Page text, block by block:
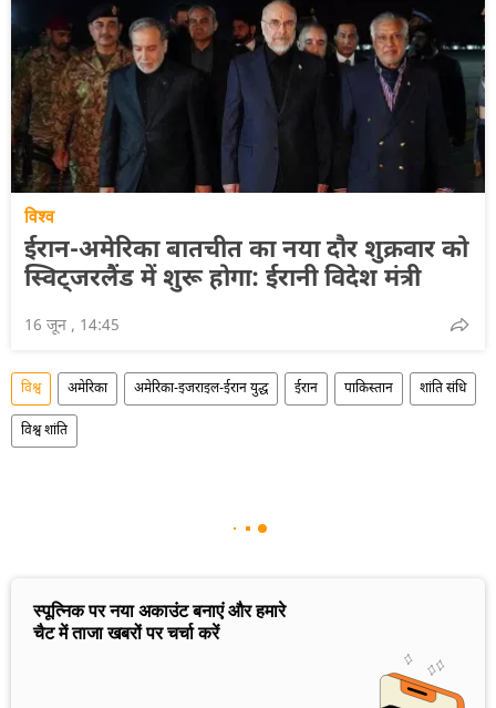
विश्व
ईरान-अमेरिका बातचीत का नया दौर शुक्रवार को
स्विट्जरलैंड में शुरू होगा: ईरानी विदेश मंत्री
16 जून , 14:45
विश्व अमेरिका अमेरिका-इजराइल-ईरान युद्ध ईरान पाकिस्तान शांति संधि
विश्व शांति
स्पूत्निक पर नया अकाउंट बनाएं और हमारे
चैट में ताजा खबरों पर चर्चा करें